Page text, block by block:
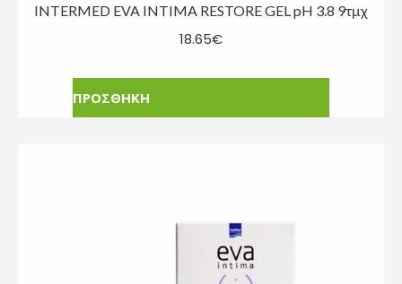
INTERMED EVA INTIMA RESTORE GEL pH 3.8 9τμχ
18.65€
ΠΡΟΣΘΗΚΗ